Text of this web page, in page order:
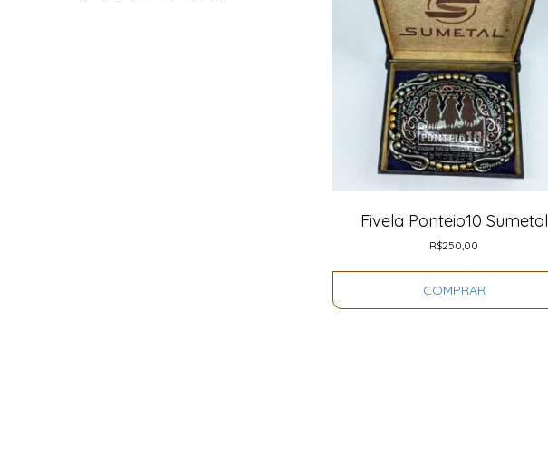
Fivela Ponteio10 Sumetal
R$250,00
COMPRAR